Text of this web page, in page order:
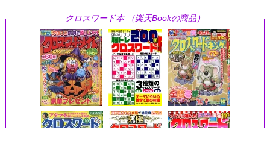
クロスワード本 （楽天Bookの商品）